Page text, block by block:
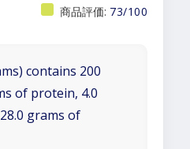
商品評価: 73/100
contains 200
of protein, 4.0
grams of